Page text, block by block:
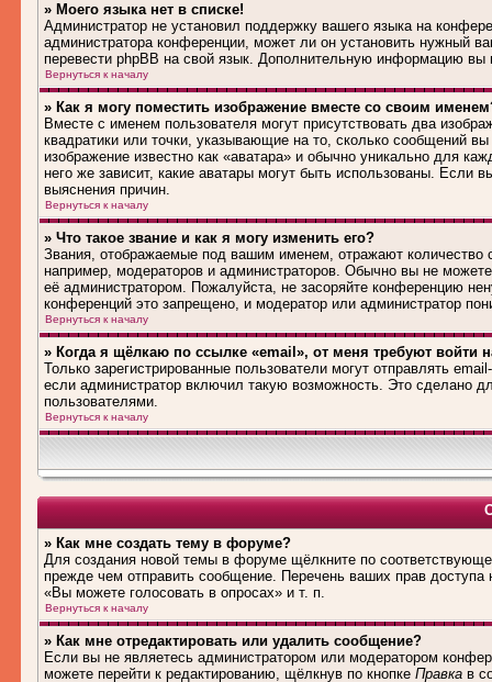
» Моего языка нет в списке!
Администратор не установил поддержку вашего языка на
администратора конференции, может ли он установить нужный
перевести phpBB на свой язык. Дополнительную информацию вы
Вернуться к началу
» Как я могу поместить изображение вместе со своим
Вместе с именем пользователя могут присутствовать два
квадратики или точки, указывающие на то, сколько сообщений
изображение известно как «аватара» и обычно уникально для
него же зависит, какие аватары могут быть использованы. Если
выяснения причин.
Вернуться к началу
» Что такое звание и как я могу изменить его?
Звания, отображаемые под вашим именем, отражают
например, модераторов и администраторов. Обычно вы не
её администратором. Пожалуйста, не засоряйте конференцию
конференций это запрещено, и модератор или администратор
Вернуться к началу
» Когда я щёлкаю по ссылке «email», от меня требуют войти
Только зарегистрированные пользователи могут отправлять
если администратор включил такую возможность. Это сделано
пользователями.
Вернуться к началу
» Как мне создать тему в форуме?
Для создания новой темы в форуме щёлкните по
прежде чем отправить сообщение. Перечень ваших прав
«Вы можете голосовать в опросах» и т. п.
Вернуться к началу
» Как мне отредактировать или удалить сообщение?
Если вы не являетесь администратором или модератором
можете перейти к редактированию, щёлкнув по кнопке Правка в